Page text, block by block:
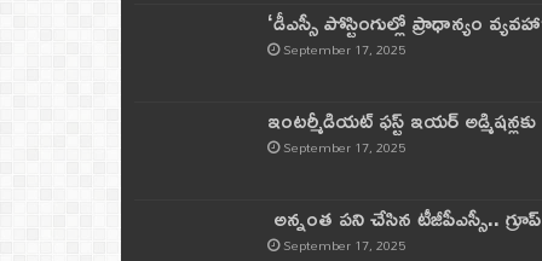
‘డీఎస్సీ పోస్టింగుల్లో ప్రాధాన్యం
September 17, 2025
ఇంటర్మీడియట్ ఫస్ట్‌ ఇయర్‌
September 17, 2025
అన్నంత పని చేసిన టీజీపీఎస్సీ..
September 17, 2025